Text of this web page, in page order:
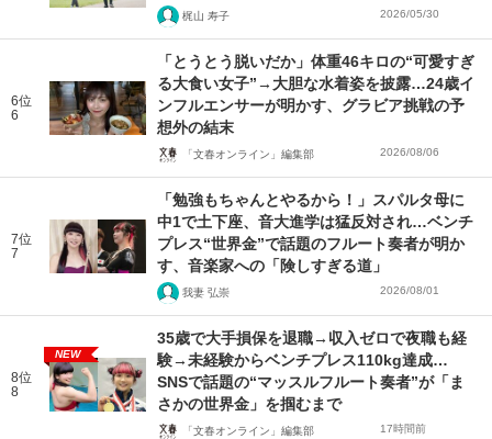
梶山 寿子 2026/05/30
6位
6
「とうとう脱いだか」体重46キロの“可愛すぎ
る大食い女子”→大胆な水着姿を披露…24歳イ
ンフルエンサーが明かす、グラビア挑戦の予
想外の結末
「文春オンライン」編集部 2026/08/06
7位
7
「勉強もちゃんとやるから！」スパルタ母に
中1で土下座、音大進学は猛反対され…ベンチ
プレス“世界金”で話題のフルート奏者が明か
す、音楽家への「険しすぎる道」
我妻 弘崇 2026/08/01
8位
8
NEW
35歳で大手損保を退職→収入ゼロで夜職も経
験→未経験からベンチプレス110kg達成…
SNSで話題の“マッスルフルート奏者”が「ま
さかの世界金」を掴むまで
「文春オンライン」編集部 17時間前